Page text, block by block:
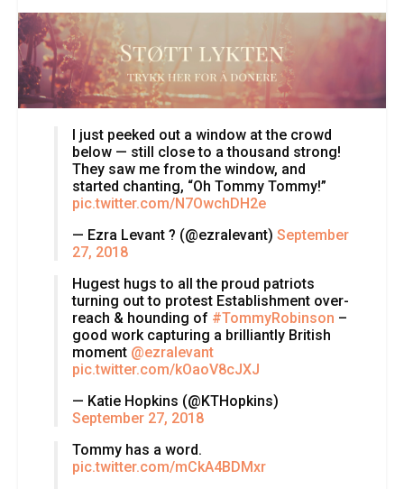
I just peeked out a window at the crowd
below — still close to a thousand strong!
They saw me from the window, and
started chanting, “Oh Tommy Tommy!”
pic.twitter.com/N7OwchDH2e
— Ezra Levant ? (@ezralevant) September
27, 2018
Hugest hugs to all the proud patriots
turning out to protest Establishment over-
reach & hounding of #TommyRobinson –
good work capturing a brilliantly British
moment @ezralevant
pic.twitter.com/kOaoV8cJXJ
— Katie Hopkins (@KTHopkins)
September 27, 2018
Tommy has a word.
pic.twitter.com/mCkA4BDMxr